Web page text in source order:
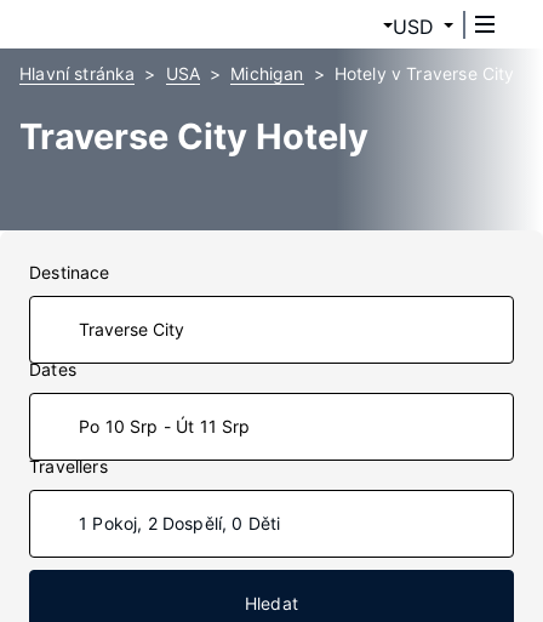
USD
Hlavní stránka USA Michigan Hotely v Traverse City
Traverse City Hotely
Destinace
Dates
Po 10 Srp - Út 11 Srp
Travellers
1 Pokoj, 2 Dospělí, 0 Děti
Hledat